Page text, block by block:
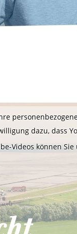
dazu, dass
Videos können Sie